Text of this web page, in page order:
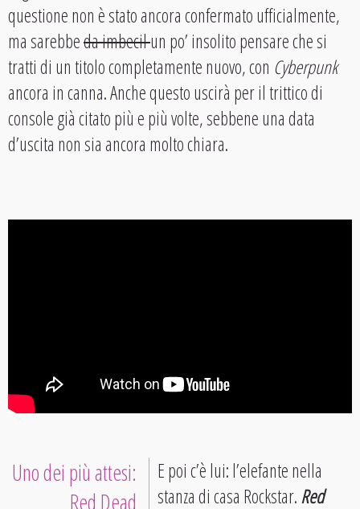
questione non è stato ancora confermato ufficialmente,
ma sarebbeda imbecilun po’ insolito pensare che si
tratti di un titolo completamente nuovo, con Cyberpunk
ancora in canna. Anche questo uscirà per il trittico di
console già citato più e più volte, sebbene una data
d’uscita non sia ancora molto chiara.
Uno dei più attesi:
Red Dead
E poi c’è lui: l’elefante nella
stanza di casa Rockstar.Red